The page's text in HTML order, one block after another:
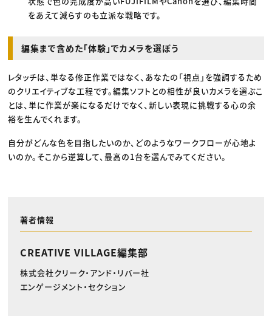
をあえて減らすのも立派な戦略です。
編集まで含めた「体験」でカメラを選ぼう
レタッチは、単なる修正作業ではなく、あなたの「視点」を強調するため
のクリエイティブな工程です。編集ソフトとの相性が良いカメラを選ぶこ
とは、単に作業が楽になるだけでなく、新しい表現に挑戦する心の余
裕を生んでくれます。
自分がどんな色を目指したいのか、どのようなワークフローが心地よ
いのか。そこから逆算して、最高の1台を選んでみてください。
著者情報
CREATIVE VILLAGE編集部
株式会社クリーク・アンド・リバー社
エンゲージメント・セクション